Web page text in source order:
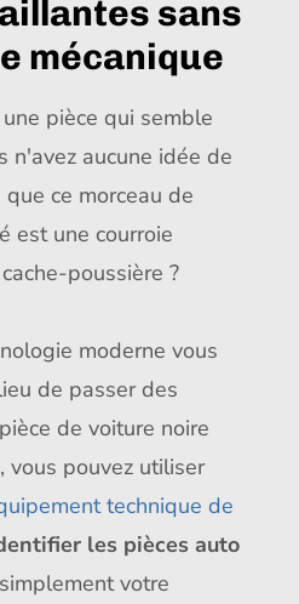
sans
mécanique
pièce qui semble
n'avez aucune idée de
ce morceau de
est une courroie
poussière ?
moderne vous
de passer des
de voiture noire
vous pouvez utiliser
technique de
les pièces auto
votre